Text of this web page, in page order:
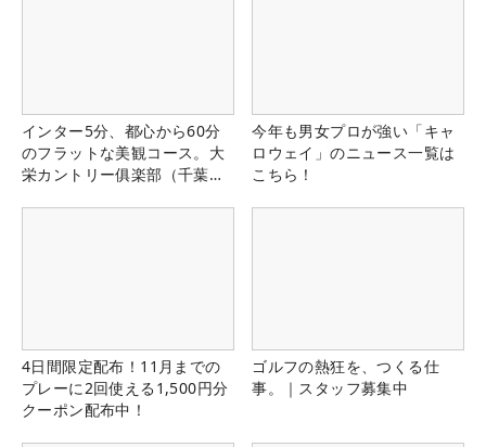
インター5分、都心から60分
のフラットな美観コース。大
栄カントリー俱楽部（千葉
今年も男女プロが強い「キャ
ロウェイ」のニュース一覧は
こちら！
4日間限定配布！11月までの
プレーに2回使える1,500円分
クーポン配布中！
ゴルフの熱狂を、つくる仕
事。｜スタッフ募集中